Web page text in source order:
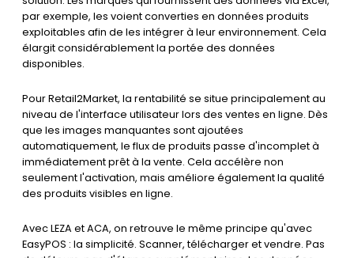
par exemple, les voient converties en données produits
exploitables afin de les intégrer à leur environnement. Cela
élargit considérablement la portée des données
disponibles.
Pour Retail2Market, la rentabilité se situe principalement au
niveau de l'interface utilisateur lors des ventes en ligne. Dès
que les images manquantes sont ajoutées
automatiquement, le flux de produits passe d'incomplet à
immédiatement prêt à la vente. Cela accélère non
seulement l'activation, mais améliore également la qualité
des produits visibles en ligne.
Avec LEZA et ACA, on retrouve le même principe qu'avec
EasyPOS : la simplicité. Scanner, télécharger et vendre. Pas